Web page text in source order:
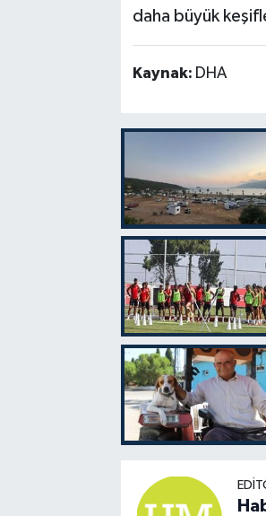
daha büyük
Kaynak: DHA